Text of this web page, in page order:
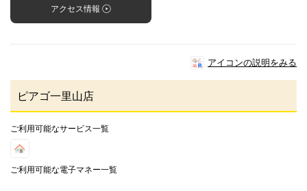
アクセス情報
アイコンの説明をみる
ピアゴ一里山店
ご利用可能なサービス一覧
ご利用可能な電子マネー一覧